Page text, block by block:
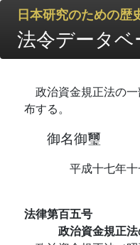
日本研究のための歴
法令データベ
政治資金規正法の
布する。
御名御璽
平成十七年
法律第百五号
政治資金規正